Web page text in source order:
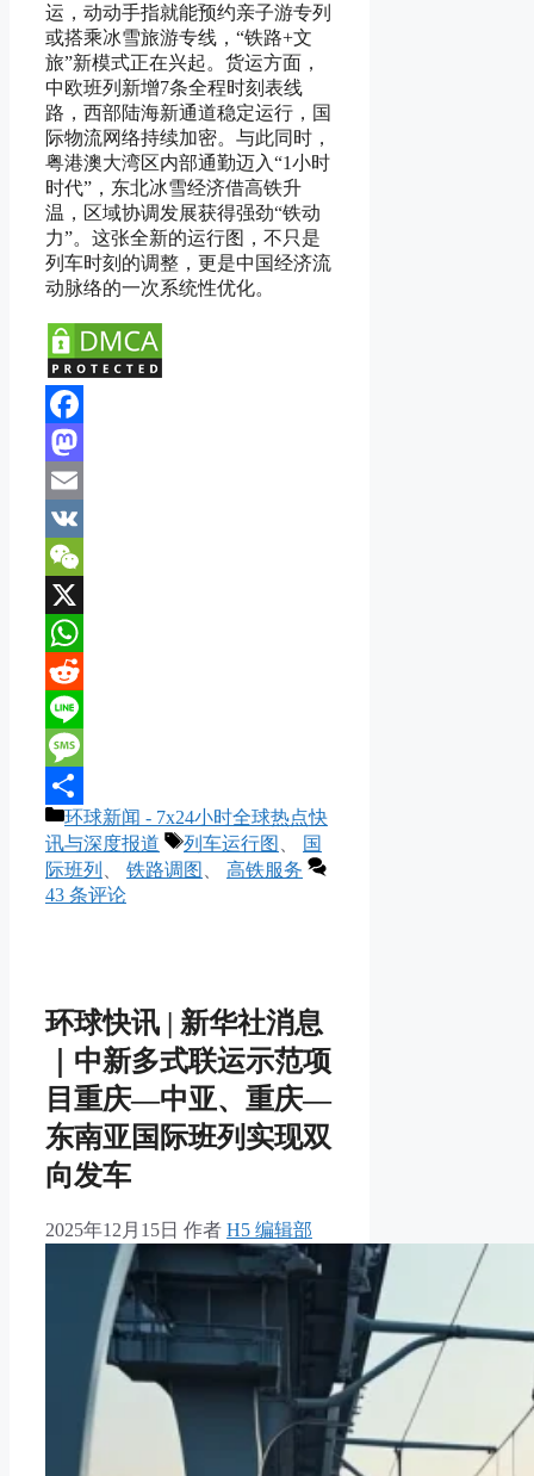
运，动动手指就能预约亲子游专列
或搭乘冰雪旅游专线，“铁路+文
旅”新模式正在兴起。货运方面，
中欧班列新增7条全程时刻表线
路，西部陆海新通道稳定运行，国
际物流网络持续加密。与此同时，
粤港澳大湾区内部通勤迈入“1小时
时代”，东北冰雪经济借高铁升
温，区域协调发展获得强劲“铁动
力”。这张全新的运行图，不只是
列车时刻的调整，更是中国经济流
动脉络的一次系统性优化。
Facebook
Mastodon
Email
VK
WeChat
X
WhatsApp
Reddit
Line
Message
分
享
分
类
环球新闻 - 7x24小时全球热点快
讯与深度报道
标
签
列车运行图
国
际班列
铁路调图
高铁服务
43 条评论
环球快讯 | 新华社消息
｜中新多式联运示范项
目重庆—中亚、重庆—
东南亚国际班列实现双
向发车
2025年12月15日 作者 H5 编辑部